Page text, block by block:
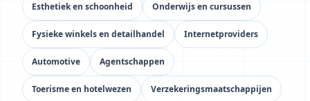
Esthetiek en schoonheid Onderwijs en cursussen
Fysieke winkels en detailhandel Internetproviders
Automotive Agentschappen
Toerisme en hotelwezen Verzekeringsmaatschappijen